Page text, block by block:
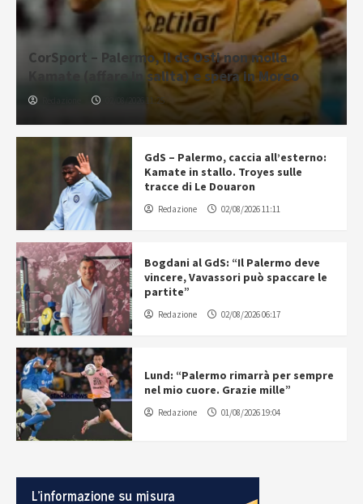
CorSport – Palermo, il ds Osti non molla
Kamate (affare in salita) e spera in Moreo
02/08/2026 11:25
GdS – Palermo, caccia all’esterno:
Kamate in stallo. Troyes sulle
tracce di Le Douaron
Redazione 02/08/2026 11:11
Bogdani al GdS: “Il Palermo deve
vincere, Vavassori può spaccare le
partite”
Redazione 02/08/2026 06:17
Lund: “Palermo rimarrà per sempre
nel mio cuore. Grazie mille”
Redazione 01/08/2026 19:04